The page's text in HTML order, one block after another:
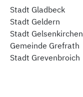
Stadt Gladbeck
Stadt Geldern
Stadt Gelsenkirchen
Gemeinde Grefrath
Stadt Grevenbroich